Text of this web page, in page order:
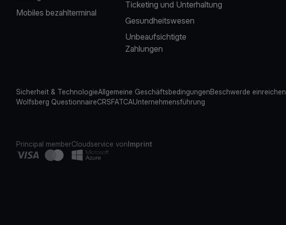
Mobiles bezahlterminal
Ticketing und Unterhaltung
Gesundheitswesen
Unbeaufsichtigte
Zahlungen
Sicherheit & TechnologieAllgemeine GeschäftsbedingungenBeschwerde einreichen
Wolfsberg QuestionnaireCRSFATCAUnternehmensführung
Principal memberCloudservice vonImprint